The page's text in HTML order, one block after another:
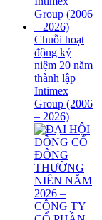
Chuỗi hoạt
động kỷ
niệm 20 năm
thành lập
Intimex
Group (2006
– 2026)